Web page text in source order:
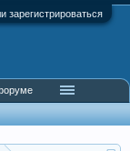
зарегистрироваться